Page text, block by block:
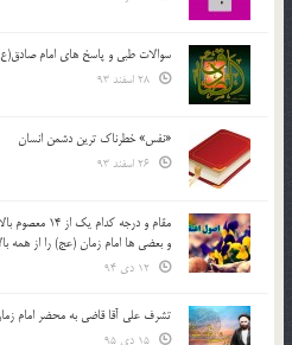
سوالات طبی و پاسخ های امام
«نفس» خطرناک ترین دشمن انسان
مقام و درجه
و بعضي ها امام زمان (عج) را از همه
تشرف علي آقا قاضي به محضر امام